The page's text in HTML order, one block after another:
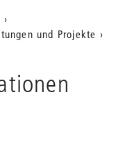
und Projekte